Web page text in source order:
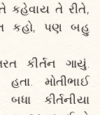
કહેવાય તે રીતે,
કહો, પણ બહુ
કીર્તન ગાયું.
મોતીભાઈ
કીર્તનીયા